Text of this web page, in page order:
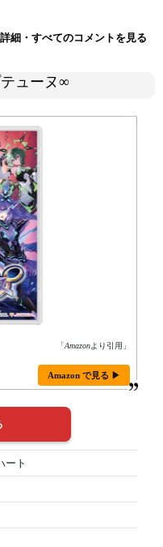
細・すべてのコメントを見る
ューヌ∞
「Amazonより引用」
Amazon で見る ▶
ート